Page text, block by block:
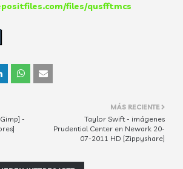
files/qusfftmcs
MÁS RECIENTE
Taylor Swift - imágenes
Prudential Center en Newark 20-
07-2011 HD [Zippyshare]
-